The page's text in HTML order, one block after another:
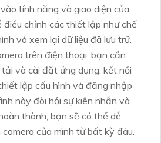
tính năng và giao diện của
điều chỉnh các thiết lập như chế
và xem lại dữ liệu đã lưu trữ.
trên điện thoại, bạn cần
và cài đặt ứng dụng, kết nối
lập cấu hình và đăng nhập
này đòi hỏi sự kiên nhẫn và
thành, bạn sẽ có thể dễ
của mình từ bất kỳ đâu.